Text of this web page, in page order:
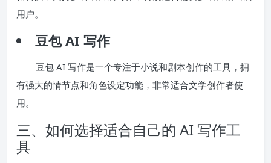
用户。
豆包 AI 写作
豆包 AI 写作是一个专注于小说和剧本创作的工具，拥
有强大的情节点和角色设定功能，非常适合文学创作者使
用。
三、如何选择适合自己的 AI 写作工
具